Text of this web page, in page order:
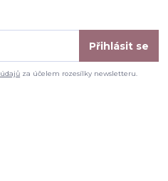
Přihlásit se
za účelem rozesílky newsletteru.